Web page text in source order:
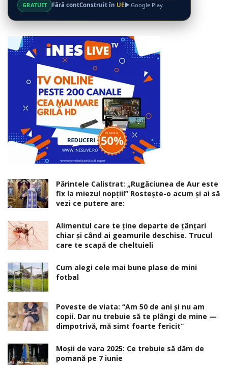
GRATUIT Fără contConstruit în UE Google Play
Părintele Calistrat: „Rugăciunea de Aur este
fix la miezul nopţii!” Rosteşte-o acum şi ai să
vezi ce putere are:
Alimentul care te ține departe de țânțari
chiar și când ai geamurile deschise. Trucul
care te scapă de cheltuieli
Cum alegi cele mai bune plase de mini
fotbal
Poveste de viata: “Am 50 de ani și nu am
copii. Dar nu trebuie să te plângi de mine —
dimpotrivă, mă simt foarte fericit”
Moșii de vara 2025: Ce trebuie să dăm de
pomană pe 7 iunie